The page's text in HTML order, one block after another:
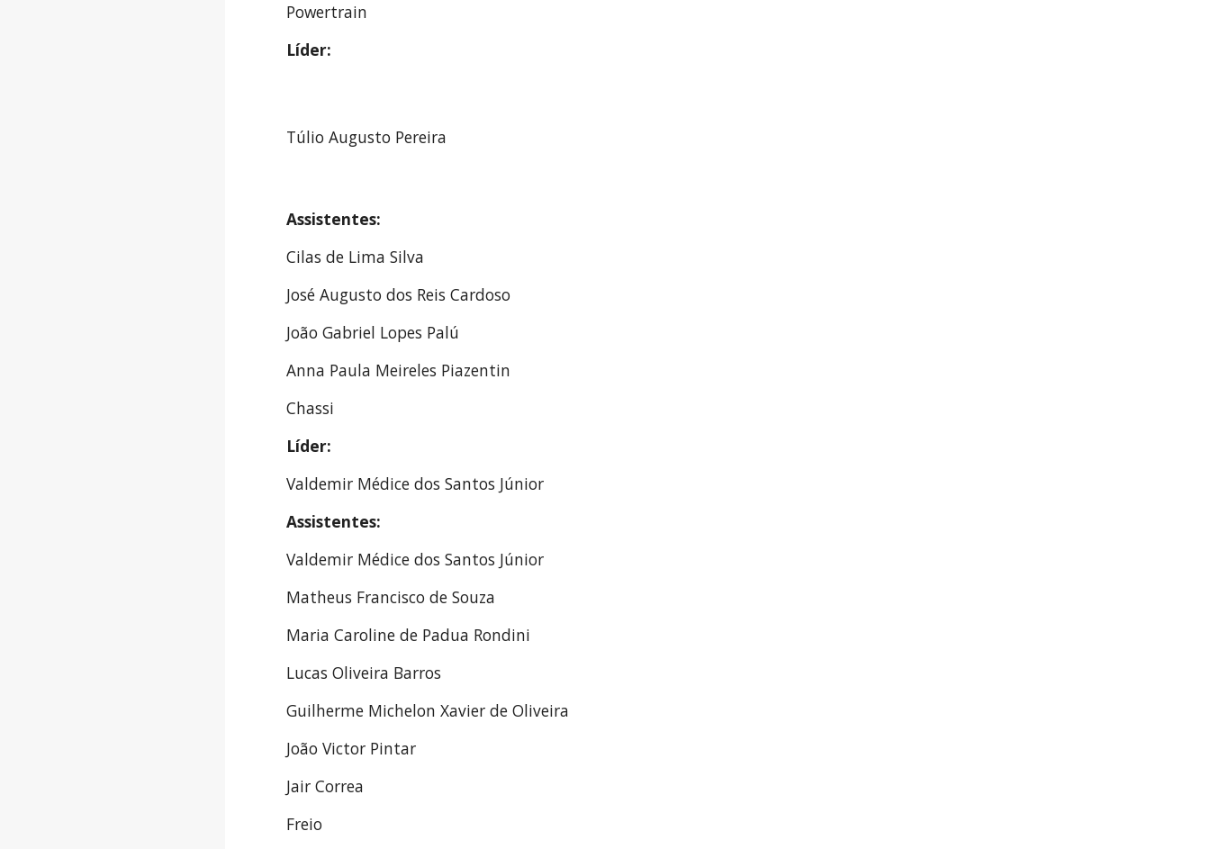
Powertrain
Líder:
Túlio Augusto Pereira
Assistentes:
Cilas de Lima Silva
José Augusto dos Reis Cardoso
João Gabriel Lopes Palú
Anna Paula Meireles Piazentin
Chassi
Líder:
Valdemir Médice dos Santos Júnior
Assistentes:
Valdemir Médice dos Santos Júnior
Matheus Francisco de Souza
Maria Caroline de Padua Rondini
Lucas Oliveira Barros
Guilherme Michelon Xavier de Oliveira
João Victor Pintar
Jair Correa
Freio